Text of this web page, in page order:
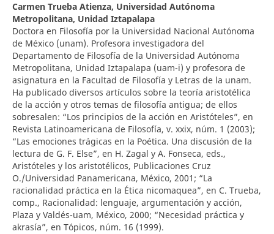
Carmen Trueba Atienza, Universidad Autónoma
Metropolitana, Unidad Iztapalapa
Doctora en Filosofía por la Universidad Nacional Autónoma
de México (unam). Profesora investigadora del
Departamento de Filosofía de la Universidad Autónoma
Metropolitana, Unidad Iztapalapa (uam-i) y profesora de
asignatura en la Facultad de Filosofía y Letras de la unam.
Ha publicado diversos artículos sobre la teoría aristotélica
de la acción y otros temas de filosofía antigua; de ellos
sobresalen: “Los principios de la acción en Aristóteles”, en
Revista Latinoamericana de Filosofía, v. xxix, núm. 1 (2003);
“Las emociones trágicas en la Poética. Una discusión de la
lectura de G. F. Else”, en H. Zagal y A. Fonseca, eds.,
Aristóteles y los aristotélicos, Publicaciones Cruz
O./Universidad Panamericana, México, 2001; “La
racionalidad práctica en la Ética nicomaquea”, en C. Trueba,
comp., Racionalidad: lenguaje, argumentación y acción,
Plaza y Valdés-uam, México, 2000; “Necesidad práctica y
akrasía”, en Tópicos, núm. 16 (1999).